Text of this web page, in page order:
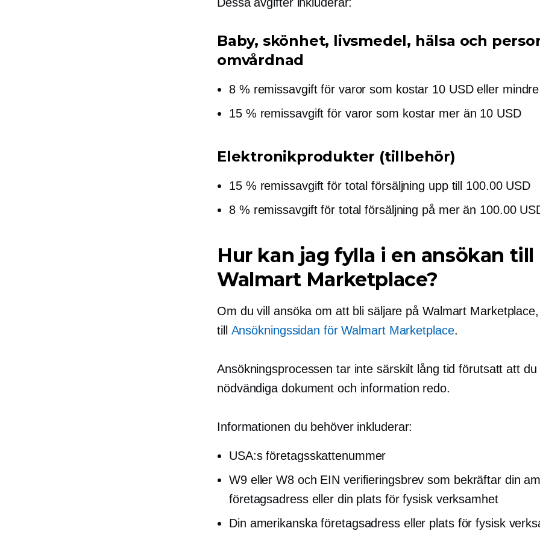
Baby, skönhet, livsmedel, hälsa och
omvårdnad
8 % remissavgift för varor som kostar 10 USD eller mindre
15 % remissavgift för varor som kostar mer än 10 USD
Elektronikprodukter (tillbehör)
15 % remissavgift för total försäljning upp till 100.00 USD
8 % remissavgift för total försäljning på mer än 100.00
Hur kan jag fylla i en ansökan till
Walmart Marketplace?
Om du vill ansöka om att bli säljare på Walmart
till Ansökningssidan för Walmart Marketplace.
Ansökningsprocessen tar inte särskilt lång tid förutsatt att du
nödvändiga dokument och information redo.
Informationen du behöver inkluderar:
USA:s företagsskattenummer
W9 eller W8 och EIN verifieringsbrev som bekräftar din
företagsadress eller din plats för fysisk verksamhet
Din amerikanska företagsadress eller plats för fysisk